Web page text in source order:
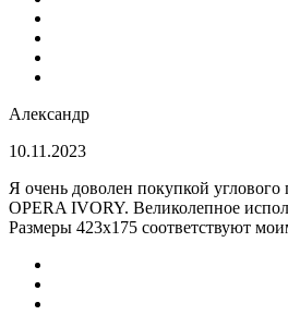
Александр
10.11.2023
Я очень доволен покупкой углового
OPERA IVORY. Великолепное
Размеры 423х175 соответствуют